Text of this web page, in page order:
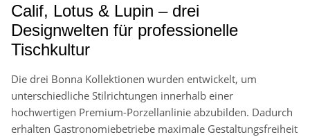
Calif, Lotus & Lupin – drei
Designwelten für professionelle
Tischkultur
Die drei Bonna Kollektionen wurden entwickelt, um
unterschiedliche Stilrichtungen innerhalb einer
hochwertigen Premium-Porzellanlinie abzubilden. Dadurch
erhalten Gastronomiebetriebe maximale Gestaltungsfreiheit